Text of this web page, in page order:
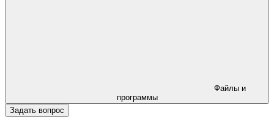
программы
Задать вопрос